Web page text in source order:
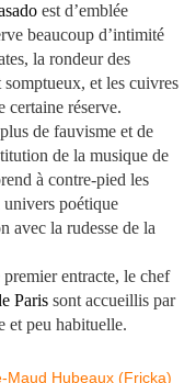
est d’emblée
beaucoup d’intimité
la rondeur des
et les cuivres
certaine réserve.
de fauvisme et de
de la musique de
à contre-pied les
poétique
avec la rudesse de la
entracte, le chef
Paris sont accueillis par
et peu habituelle.